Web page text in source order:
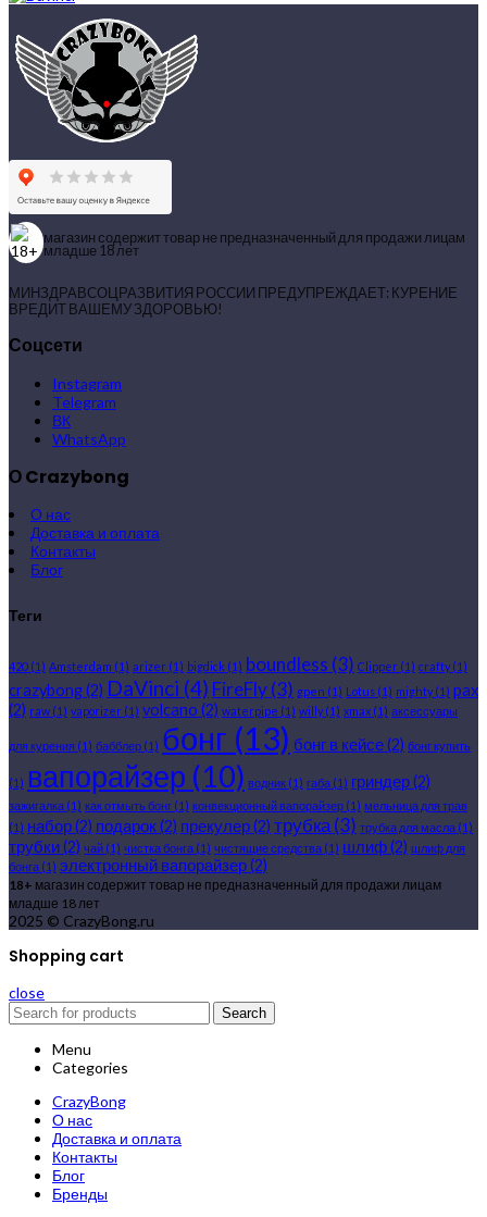
магазин содержит товар не предназначенный для продажи лицам
младше 18 лет
МИНЗДРАВСОЦРАЗВИТИЯ РОССИИ ПРЕДУПРЕЖДАЕТ: КУРЕНИЕ
ВРЕДИТ ВАШЕМУ ЗДОРОВЬЮ!
Соцсети
Instagram
Telegram
ВК
WhatsApp
О Crazybong
О нас
Доставка и оплата
Контакты
Блог
Теги
420 (1) Amsterdam (1) arizer (1) bigdick (1) boundless (3) Clipper (1) crafty(1)
crazybong(2) DaVinci (4) FireFly(3) gpen (1) Lotus (1) mighty(1) pax
(2) raw (1) vaporizer (1) volcano (2) waterpipe (1) willy(1) xmax (1) аксессуары
для курения (1) бабблер (1) бонг (13) бонг в кейсе(2) бонг купить
(1) вапорайзер (10) водник (1) габа (1) гриндер(2)
зажигалка (1) как отмыть бонг (1) конвекционный вапорайзер (1) мельница для трав
(1) набор(2) подарок(2) прекулер(2) трубка(3) трубка для масла (1)
трубки(2) чай (1) чистка бонга (1) чистящие средства (1) шлиф(2) шлиф для
бонга (1) электронный вапорайзер(2)
18+ магазин содержит товар не предназначенный для продажи лицам
младше 18 лет
2025 © CrazyBong.ru
Shopping cart
close
Search
Menu
Categories
CrazyBong
О нас
Доставка и оплата
Контакты
Блог
Бренды